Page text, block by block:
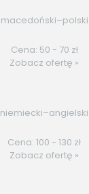
macedoński–polski
Cena: 50 - 70 zł
Zobacz ofertę »
niemiecki–angielski
Cena: 100 - 130 zł
Zobacz ofertę »